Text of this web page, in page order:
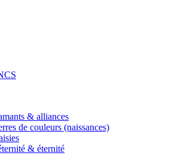
& alliances
de couleurs (naissances)
& éternité